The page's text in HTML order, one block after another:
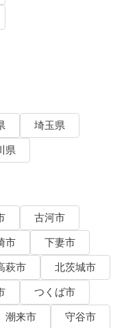
埼玉県
県
古河市
市
下妻市
萩市
北茨城市
つくば市
潮来市
守谷市